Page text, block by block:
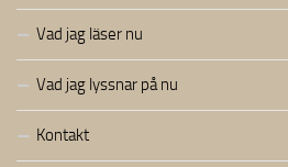
Vad jag läser nu
Vad jag lyssnar på nu
Kontakt